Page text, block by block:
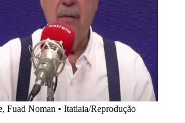
Fuad Noman • Itatiaia/Reprodução